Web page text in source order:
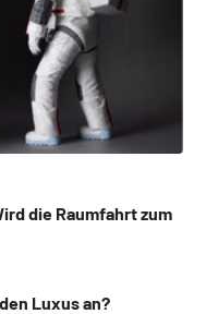
die Raumfahrt zum
Luxus an?